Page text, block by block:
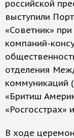
российской
выступили
«Советник»
компаний-
отделения
коммуникаций
«Бритиш
«Росгосстрах»
В ходе